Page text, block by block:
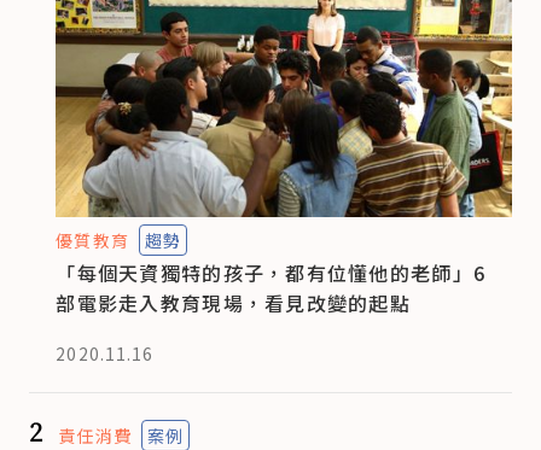
優質教育 趨勢
「每個天資獨特的孩子，都有位懂他的老師」6
部電影走入教育現場，看見改變的起點
2020.11.16
2 責任消費 案例